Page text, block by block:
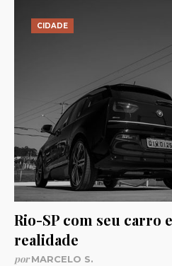
CIDADE
Rio-SP com seu carro
realidade
porMARCELO S.